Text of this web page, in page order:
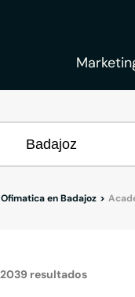
en Badajoz
2039 resultados